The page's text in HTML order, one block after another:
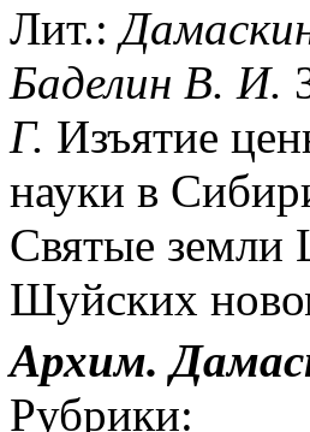
Лит.:
Баделин В. И.
Г. Изъятие
науки в
Святые земли
Шуйских
Архим.
Рубрики: